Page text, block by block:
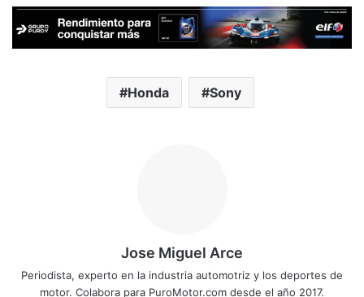
Honda Sony
Jose Miguel Arce
Periodista, experto en la industria automotriz y los deportes de
motor. Colabora para PuroMotor.com desde el año 2017.